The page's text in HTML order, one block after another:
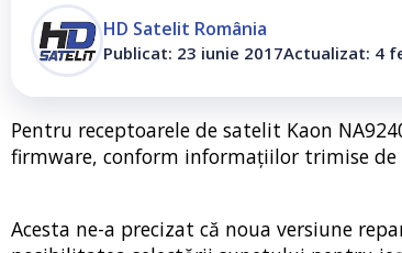
HD Satelit România
Publicat: 23 iunie 2017Actualizat: 4
Pentru receptoarele de satelit Kaon
firmware, conform informațiilor trimise de
Acesta ne-a precizat că noua versiune